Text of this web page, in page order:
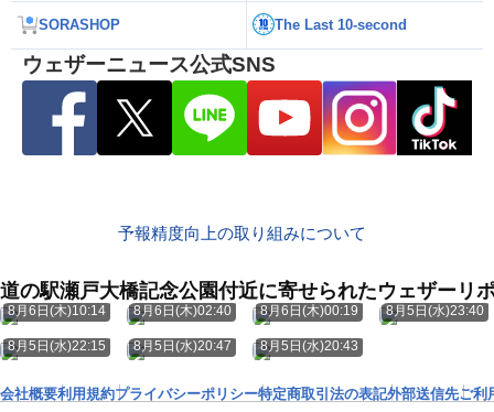
SORASHOP The Last 10-second
ウェザーニュース公式SNS
予報精度向上の取り組みについて
道の駅瀬戸大橋記念公園付近に寄せられたウェザーリ
8月6日(木)10:14 8月6日(木)02:40 8月6日(木)00:19 8月5日(水)23:40
8月5日(水)22:15 8月5日(水)20:47 8月5日(水)20:43
会社概要利用規約プライバシーポリシー特定商取引法の表記外部送信先ご利